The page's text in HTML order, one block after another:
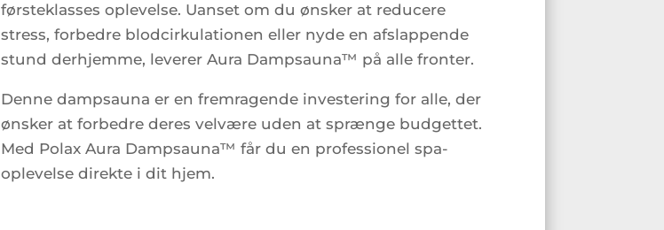
førsteklasses oplevelse. Uanset om du ønsker at reducere
stress, forbedre blodcirkulationen eller nyde en afslappende
stund derhjemme, leverer Aura Dampsauna™ på alle fronter.
Denne dampsauna er en fremragende investering for alle, der
ønsker at forbedre deres velvære uden at sprænge budgettet.
Med Polax Aura Dampsauna™ får du en professionel spa-
oplevelse direkte i dit hjem.